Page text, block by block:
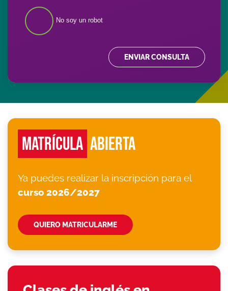
No soy un robot
ENVIAR CONSULTA
MATRÍCULA ABIERTA
Ya puedes realizar la inscripción para el
curso 2026/2027
QUIERO MATRICULARME